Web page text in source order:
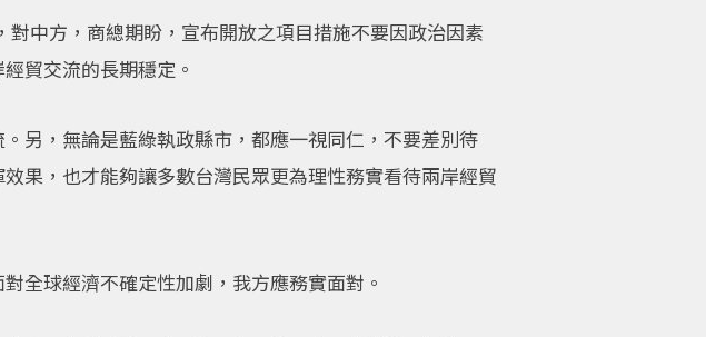
中方，商總期盼，宣布開放之項目措施不要因政治因素
貿交流的長期穩定。
另，無論是藍綠執政縣市，都應一視同仁，不要差別待
果，也才能夠讓多數台灣民眾更為理性務實看待兩岸經貿
全球經濟不確定性加劇，我方應務實面對。